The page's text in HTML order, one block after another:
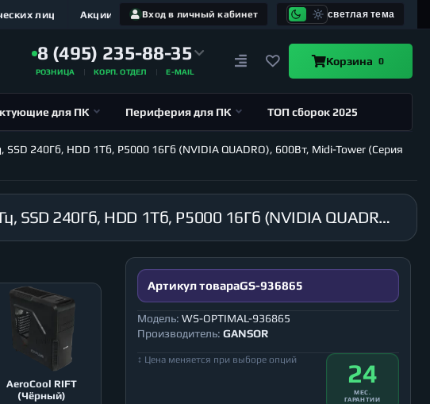
Вход в личный кабинет светлая тема
лиц Акции
8 (495) 235-88-35
РОЗНИЦА КОРП. ОТДЕЛ E-MAIL
Корзина 0
для ПК Периферия для ПК ТОП сборок 2025
240Гб, HDD 1Тб, P5000 16Гб (NVIDIA QUADRO), 600Вт, Midi-Tower (Серия
Графическая станция GANSOR-936865 Intel i9-10980XE 3.0 ГГц, X299, 8Гб 2666 МГц, SSD 240Гб, HDD 1Тб, P5000 16Гб (NVIDIA QUADRO), 600Вт, Midi-Tower (Серия WS-OPTIMAL)
AeroСool RIFT
(Чёрный)
Артикул товараGS-936865
Модель: WS-OPTIMAL-936865
Производитель: GANSOR
↕ Цена меняется при выборе опций 24
МЕС.
ГАРАНТИИ